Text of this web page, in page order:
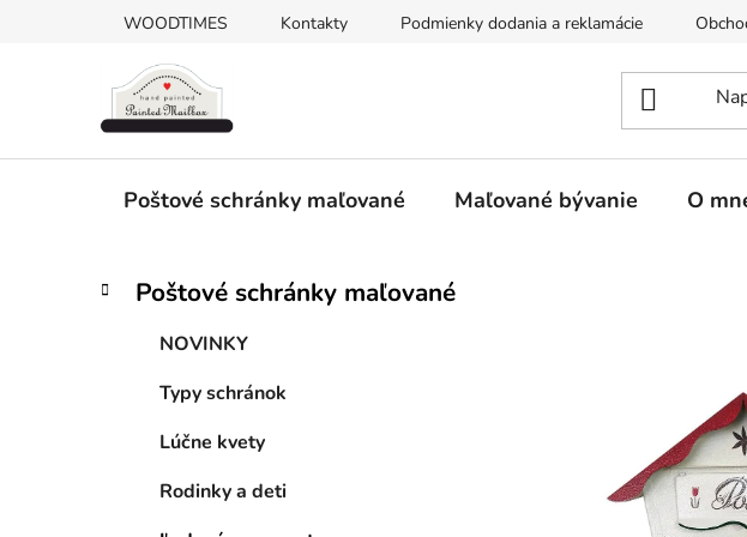
WOODTIMES Kontakty Podmienky dodania a reklamácie
Poštové schránky maľované Maľované bývanie O
BPreskočiť
kategórie
K
a
Poštové schránky maľované
NOVINKY
Typy schránok
Lúčne kvety
Rodinky a deti